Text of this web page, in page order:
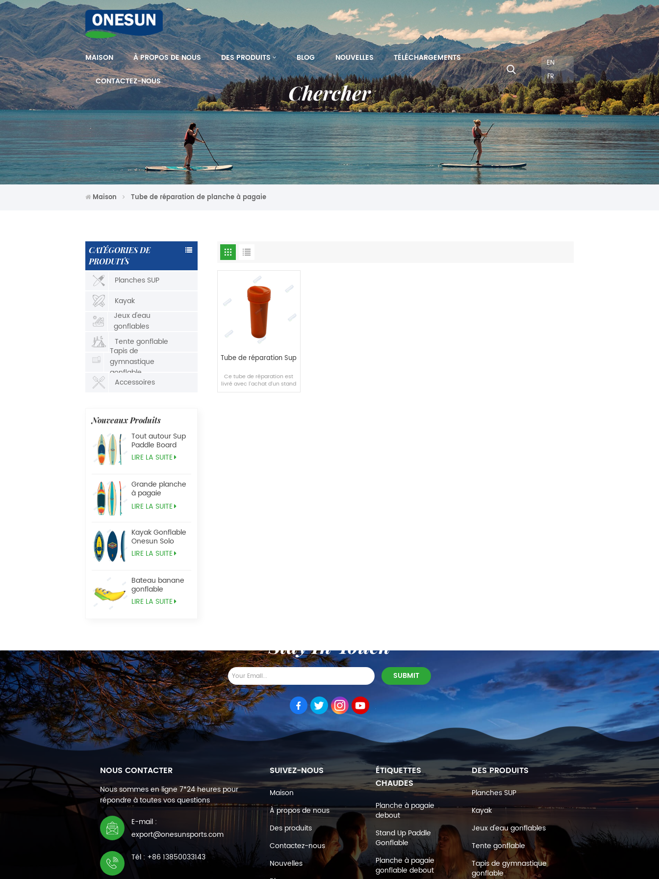
MAISON À PROPOS DE NOUS DES PRODUITS BLOG NOUVELLES TÉLÉCHARGEMENTS
CONTACTEZ-NOUS
EN
FR
Chercher
Maison Tube de réparation de planche à pagaie
CATÉGORIES DE
PRODUITS
Planches SUP
Kayak
Jeux d'eau
gonflables
Tente gonflable
Tapis de
gymnastique
gonflable
Accessoires
Nouveaux Produits
Tout autour Sup
Paddle Board
LIRE LA SUITE
Grande planche
à pagaie
Tandem Sup
LIRE LA SUITE
Kayak Gonflable
Onesun Solo
LIRE LA SUITE
Bateau banane
gonflable
LIRE LA SUITE
Tube de réparation Sup
Ce tube de réparation est
livré avec l'achat d'un stand
up paddle gonflable et d'un
Stay In Touch
NOUS CONTACTER
Nous sommes en ligne 7*24 heures pour
répondre à toutes vos questions
E-mail :
export@onesunsports.com
Tél : +86 13850033143
SUIVEZ-NOUS
Maison
À propos de nous
Des produits
Contactez-nous
Nouvelles
ÉTIQUETTES
CHAUDES
Planche à pagaie
debout
Stand Up Paddle
Gonflable
Planche à pagaie
gonflable debout
DES PRODUITS
Planches SUP
Kayak
Jeux d'eau gonflables
Tente gonflable
Tapis de gymnastique
gonflable